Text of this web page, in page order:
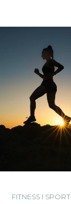
FITNESS I SPORT